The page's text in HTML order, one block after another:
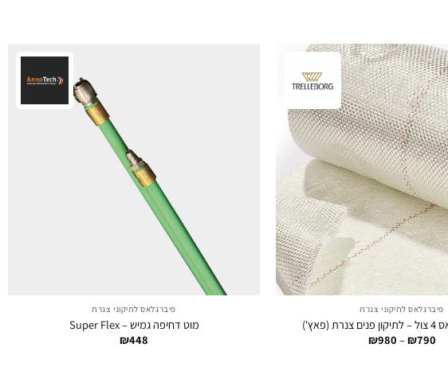
פיברגלאס לתיקוני צנרת
₪790
–
₪980 טווח
פיברגלאס לתיקוני צנרת
מוט דחיפה גמיש – Super Flex
₪448